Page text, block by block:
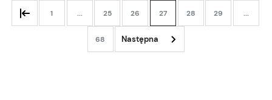
1 ... 25 26 27 28 29 ...
68